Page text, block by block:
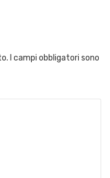
I campi obbligatori sono